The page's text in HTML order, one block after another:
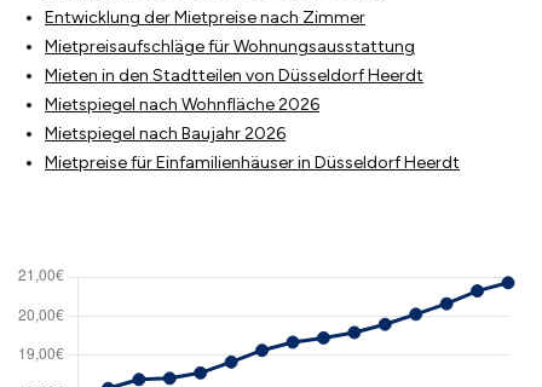
Entwicklung der Mietpreise nach Zimmer
Mietpreisaufschläge für Wohnungsausstattung
Mieten in den Stadtteilen von Düsseldorf Heerdt
Mietspiegel nach Wohnfläche 2026
Mietspiegel nach Baujahr 2026
Mietpreise für Einfamilienhäuser in Düsseldorf Heerdt